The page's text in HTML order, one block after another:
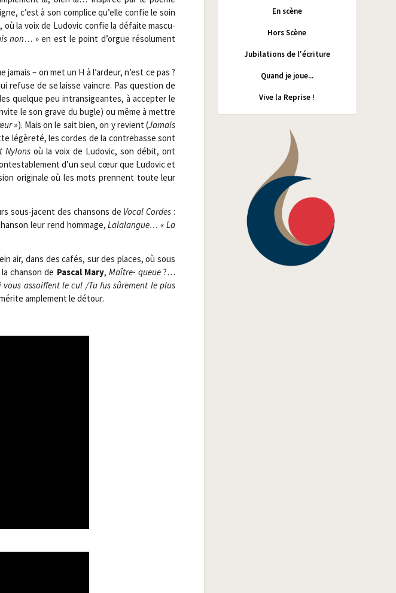
c’est à son com­plice qu’elle confie le soin
, où la voix de Ludo­vic confie la défaite mas­cu­
non… » en est le point d’orgue réso­lu­ment
– on met un H à l’ardeur, n’est ce pas ?
refuse de se laisse vaincre. Pas ques­tion de
quelque peu intran­si­geantes, à accep­ter le
le son grave du bugle) ou même à mettre
»). Mais on le sait bien, on y revient (Jamais
légè­re­té, les cordes de la contre­basse sont
Nylons où la voix de Ludo­vic, son débit, ont
d’un seul cœur que Ludo­vic et
ori­gi­nale où les mots prennent toute leur
sous-jacent des chan­sons de Vocal Cordes :
leur rend hom­mage,Lala­langue… « La
air, dans des cafés, sur des places, où sous
chan­son de Pas­cal Mary,Maître- queue?…
assoiffent le cul /​Tu fus sûre­ment le plus
ample­ment le détour.
En scène
Hors Scène
Jubilations de l'écriture
Quand je joue...
Vive la Reprise !